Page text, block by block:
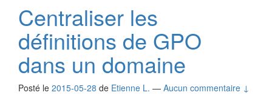
Centraliser les
définitions de GPO
dans un domaine
Posté le 2015-05-28 de Etienne L. — Aucun commentaire ↓